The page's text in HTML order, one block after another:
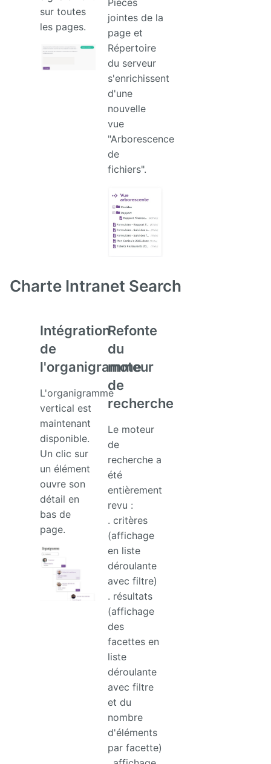
sur toutes
les pages.
Pièces
jointes de la
page et
Répertoire
du serveur
s'enrichissent
d'une
nouvelle
vue
"Arborescence
de
fichiers".
Charte Intranet Search
Intégration
de
l'organigramme
L'organigramme
vertical est
maintenant
disponible.
Un clic sur
un élément
ouvre son
détail en
bas de
page.
Refonte
du
moteur
de
recherche
Le moteur
de
recherche a
été
entièrement
revu :
. critères
(affichage
en liste
déroulante
avec filtre)
. résultats
(affichage
des
facettes en
liste
déroulante
avec filtre
et du
nombre
d'éléments
par facette)